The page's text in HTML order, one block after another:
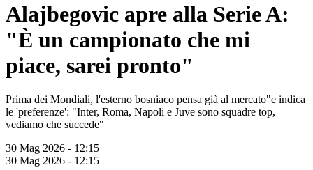
Alajbegovic apre alla Serie A:
"È un campionato che mi
piace, sarei pronto"
Prima dei Mondiali, l'esterno bosniaco pensa già al mercato"e indica
le 'preferenze': "Inter, Roma, Napoli e Juve sono squadre top,
vediamo che succede"
30 Mag 2026 - 12:15
30 Mag 2026 - 12:15